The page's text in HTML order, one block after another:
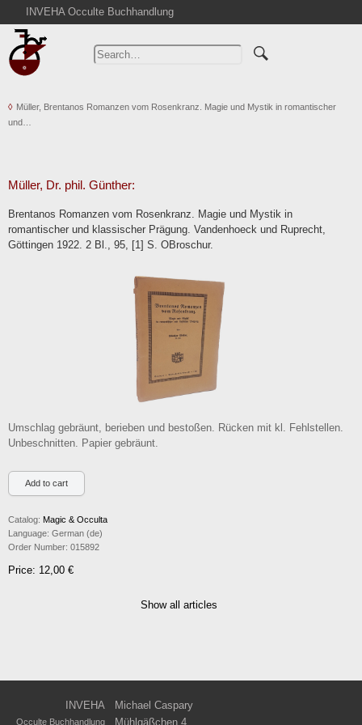
INVEHA Occulte Buchhandlung
Home
Advanced Search
Cart
Abbreviations
Contact
Terms
Müller, Brentanos Romanzen vom Rosenkranz. Magie und Mystik in romantischer
und…
Müller, Dr. phil. Günther:
Brentanos Romanzen vom Rosenkranz. Magie und Mystik in
romantischer und klassischer Prägung. Vandenhoeck und Ruprecht,
Göttingen 1922. 2 Bl., 95, [1] S. OBroschur.
Umschlag gebräunt, berieben und bestoßen. Rücken mit kl. Fehlstellen.
Unbeschnitten. Papier gebräunt.
Catalog: Magic & Occulta
Language: German (de)
Order Number: 015892
Price: 12,00 €
Show all articles
INVEHA Michael Caspary
Occulte Buchhandlung Mühlgäßchen 4